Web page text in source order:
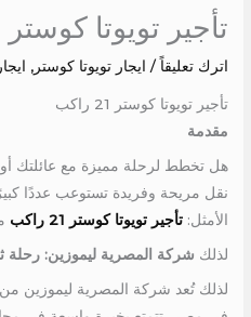
تأجير تويوتا كوستر 21 راكب
اترك تعليقاً / ايجار تويوتا كوستر,
تأجير تويوتا كوستر 21 راكب
مقدمة
هل تخطط لرحلة مميزة مع عائلتك
نقل مريحة وفريدة تستوعب عددًا
الأمثل:تأجير تويوتا كوستر 21 راكب
لذلك شركة المصرية ليموزين: رحلة
لذلك تُعد شركة المصرية ليموزين